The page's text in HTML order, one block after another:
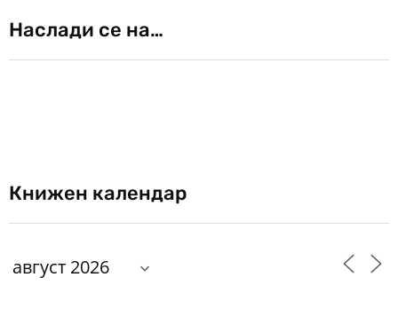
Наслади се на…
Книжен календар